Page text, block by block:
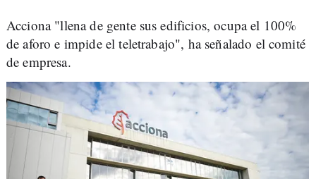
Acciona "llena de gente sus edificios, ocupa el 100%
de aforo e impide el teletrabajo", ha señalado el comité
de empresa.